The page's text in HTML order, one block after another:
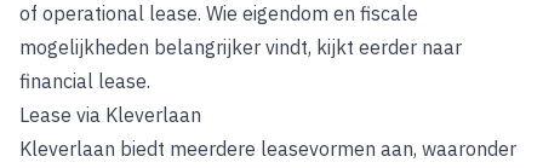
of operational lease. Wie eigendom en fiscale
mogelijkheden belangrijker vindt, kijkt eerder naar
financial lease.
Lease via Kleverlaan
Kleverlaan biedt meerdere leasevormen aan, waaronder